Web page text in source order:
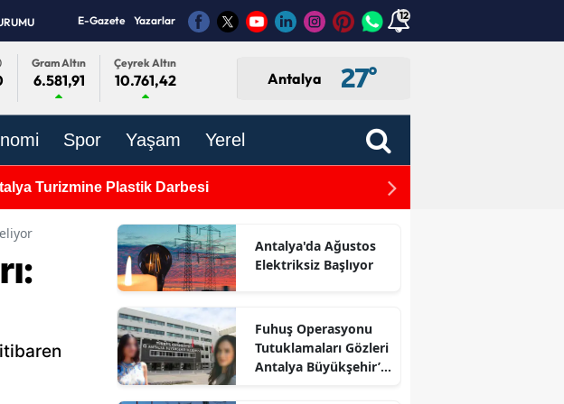
E-Gazete Yazarlar 12
Gram Altın
6.581,91
Çeyrek Altın
10.761,42 Antalya 27°
Spor Yaşam Yerel
Umut Bekliyor: "Ben de Koşmak İstiyorum..."
Antalya'da Ağustos
Elektriksiz Başlıyor
Fuhuş Operasyonu
Tutuklamaları Gözleri
Antalya Büyükşehir’e